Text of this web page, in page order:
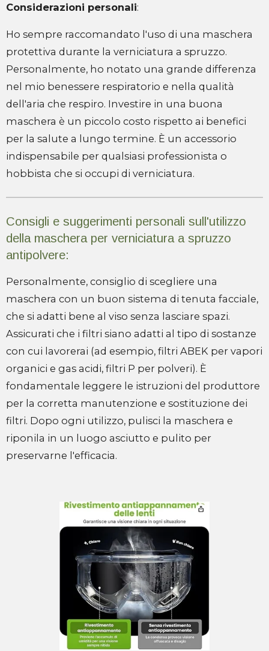
Considerazioni personali:
Ho sempre raccomandato l'uso di una maschera
protettiva durante la verniciatura a spruzzo.
Personalmente, ho notato una grande differenza
nel mio benessere respiratorio e nella qualità
dell'aria che respiro. Investire in una buona
maschera è un piccolo costo rispetto ai benefici
per la salute a lungo termine. È un accessorio
indispensabile per qualsiasi professionista o
hobbista che si occupi di verniciatura.
Consigli e suggerimenti personali sull'utilizzo
della maschera per verniciatura a spruzzo
antipolvere:
Personalmente, consiglio di scegliere una
maschera con un buon sistema di tenuta facciale,
che si adatti bene al viso senza lasciare spazi.
Assicurati che i filtri siano adatti al tipo di sostanze
con cui lavorerai (ad esempio, filtri ABEK per vapori
organici e gas acidi, filtri P per polveri). È
fondamentale leggere le istruzioni del produttore
per la corretta manutenzione e sostituzione dei
filtri. Dopo ogni utilizzo, pulisci la maschera e
riponila in un luogo asciutto e pulito per
preservarne l'efficacia.